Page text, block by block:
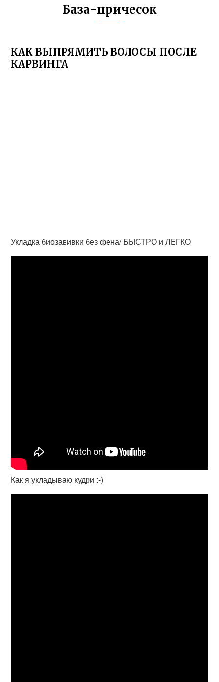
База-причесок
КАК ВЫПРЯМИТЬ ВОЛОСЫ ПОСЛЕ
КАРВИНГА
Укладка биозавивки без фена/ БЫСТРО и ЛЕГКО
Как я укладываю кудри :-)